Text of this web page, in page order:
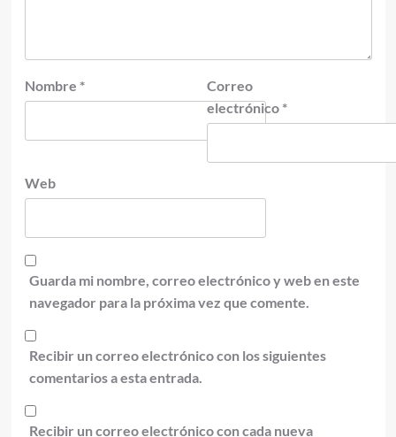
Nombre *
Correo
electrónico *
Web
Guarda mi nombre, correo electrónico y web en este
navegador para la próxima vez que comente.
Recibir un correo electrónico con los siguientes
comentarios a esta entrada.
Recibir un correo electrónico con cada nueva